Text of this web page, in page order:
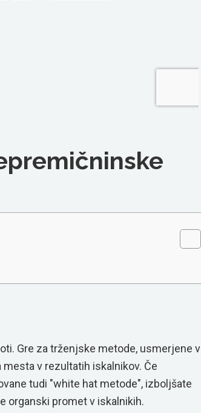
Gre za trženjske metode, usmerjene v
v rezultatih iskalnikov. Če
tudi "white hat metode", izboljšate
organski promet v iskalnikih.